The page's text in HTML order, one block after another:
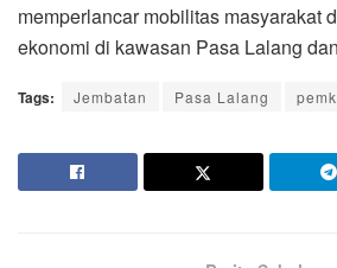
memperlancar mobilitas masyarakat
ekonomi di kawasan Pasa Lalang
Tags: Jembatan Pasa Lalang